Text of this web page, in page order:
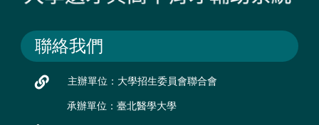
聯絡我們
主辦單位：大學招生委員會聯合會
承辦單位：臺北醫學大學